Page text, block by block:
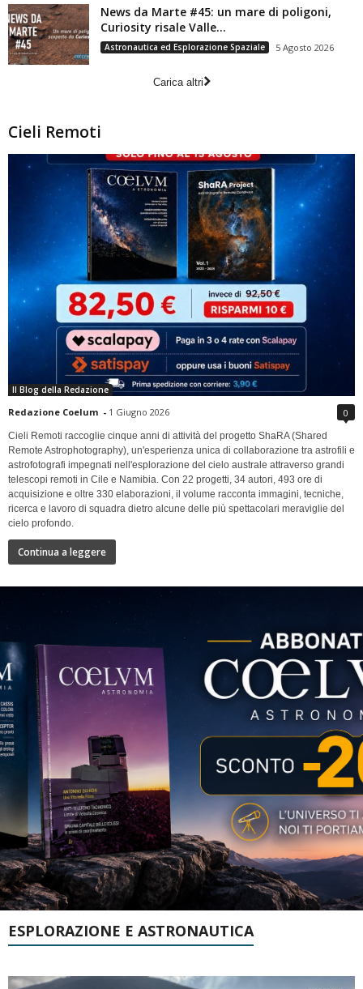
News da Marte #45: un mare di poligoni,
Curiosity risale Valle...
Astronautica ed Esplorazione Spaziale 5 Agosto 2026
Carica altri
Cieli Remoti
Il Blog della Redazione
Redazione Coelum - 1 Giugno 2026 0
Cieli Remoti raccoglie cinque anni di attività del progetto ShaRA (Shared
Remote Astrophotography), un'esperienza unica di collaborazione tra astrofili e
astrofotografi impegnati nell'esplorazione del cielo australe attraverso grandi
telescopi remoti in Cile e Namibia. Con 22 progetti, 34 autori, 493 ore di
acquisizione e oltre 330 elaborazioni, il volume racconta immagini, tecniche,
ricerca e lavoro di squadra dietro alcune delle più spettacolari meraviglie del
cielo profondo.
Continua a leggere
ESPLORAZIONE E ASTRONAUTICA